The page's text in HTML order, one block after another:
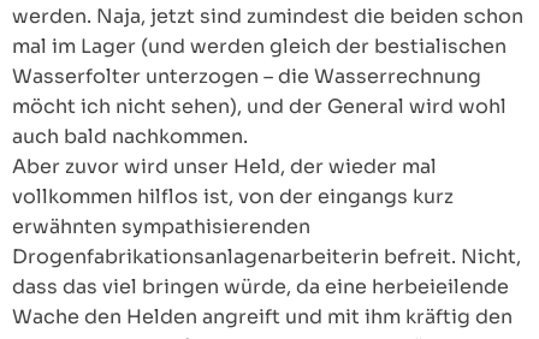
werden. Naja, jetzt sind zumindest die beiden schon
mal im Lager (und werden gleich der bestialischen
Wasserfolter unterzogen – die Wasserrechnung
möcht ich nicht sehen), und der General wird wohl
auch bald nachkommen.
Aber zuvor wird unser Held, der wieder mal
vollkommen hilflos ist, von der eingangs kurz
erwähnten sympathisierenden
Drogenfabrikationsanlagenarbeiterin befreit. Nicht,
dass das viel bringen würde, da eine herbeieilende
Wache den Helden angreift und mit ihm kräftig den